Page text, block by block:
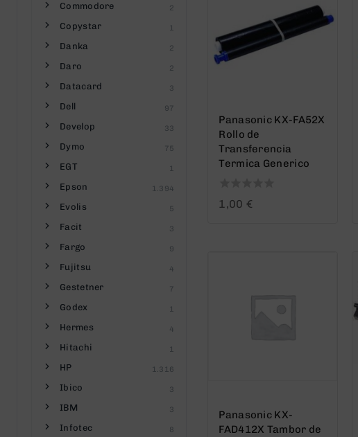
Panasonic KX-FA52X
Rollo de
Transferencia
Termica Generico
0
1,00 €
Panasonic KX-
FAD412X Tambor de
Commodore 2
Copystar 1
Danka 2
Daro 2
Datacard 3
Dell 97
Develop 33
Dymo 75
EGT 1
Epson 1.394
Evolis 5
Facit 3
Fargo 9
Fujitsu 4
Gestetner 7
Godex 1
Hermes 4
Hitachi 1
HP 1.316
Ibico 3
IBM 3
Infotec 8